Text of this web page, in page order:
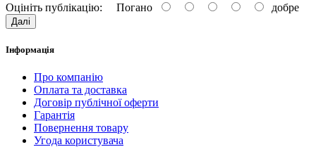
Оцініть публікацію: Погано добре
Далі
Інформація
Про компанію
Оплата та доставка
Договір публічної оферти
Гарантія
Повернення товару
Угода користувача